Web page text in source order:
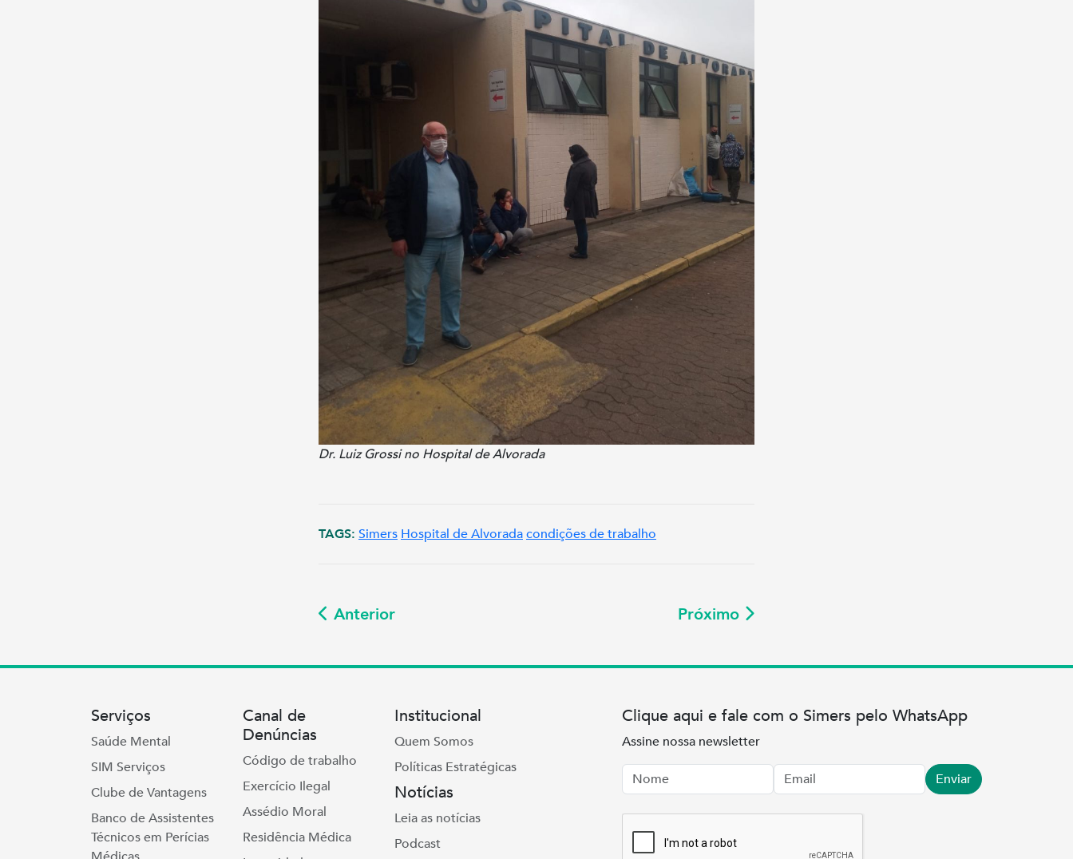
Dr. Luiz Grossi no Hospital de Alvorada
TAGS: Simers Hospital de Alvoradacondições de trabalho
Anterior Próximo
Serviços
Saúde Mental
SIM Serviços
Clube de Vantagens
Banco de Assistentes
Técnicos em Perícias
Canal de
Denúncias
Código de trabalho
Exercício Ilegal
Assédio Moral
Residência Médica
Institucional
Quem Somos
Políticas Estratégicas
Notícias
Leia as notícias
Podcast
Clique aqui e fale com o Simers pelo WhatsApp
Assine nossa newsletter
Nome
Email Enviar